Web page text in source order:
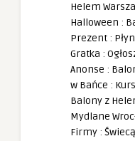
Helem
Halloween :
Prezent :
Gratka :
Anonse :
w Bańce :
Balony z
Mydlane
Firmy :